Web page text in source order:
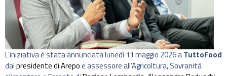
L’iniziativa è stata annunciata lunedì 11 maggio 2026 aTuttoFood
dalpresidente di Arepoe assessore all’Agricoltura, Sovranità